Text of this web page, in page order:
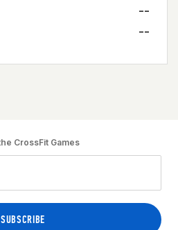
--
--
CrossFit Games